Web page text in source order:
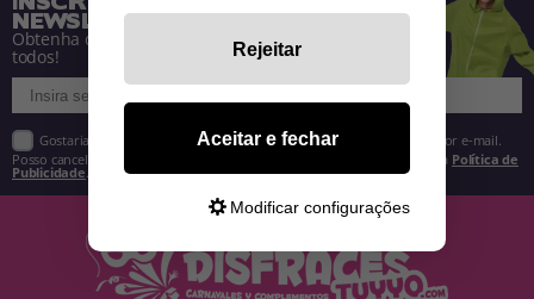
NEWSLETTER
Obtenha descontos e saiba de tudo antes de
todos!
Gostaria de receber descontos exclusivos, novidades e tendências por e-mail.
Posso cancelar a inscrição a qualquer momento, conforme estipulado na Política de
Publicidade.
Rejeitar
Aceitar e fechar
Modificar configurações